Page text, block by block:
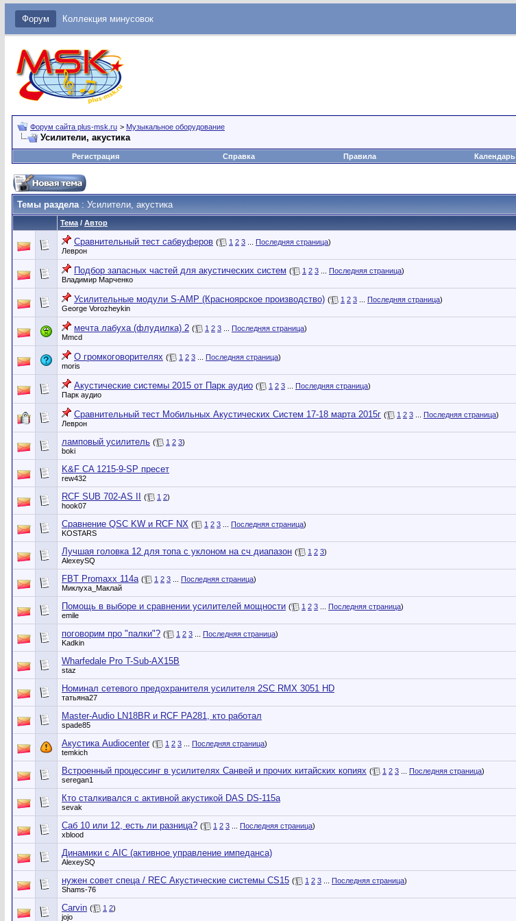
Форум Коллекция минусовок
Форум сайта plus-msk.ru > Музыкальное оборудование
Усилители, акустика
Регистрация
Справка Правила Календарь
Темы раздела: Усилители, акустика
Тема / Автор
Сравнительный тест сабвуферов ( 1 2 3 Последняя страница)
Леврон
Подбор запасных частей для акустических систем ( 1 2 3 Последняя страница)
Владимир Марченко
Усилительные модули S-AMP (Красноярское производство) ( 1 2 3 Последняя страница)
George Vorozheykin
мечта лабуха (флудилка) 2 ( 1 2 3 Последняя страница)
Mmcd
О громкоговорителях ( 1 2 3 Последняя страница)
moris
Акустические системы 2015 от Парк аудио ( 1 2 3 Последняя страница)
Парк аудио
Сравнительный тест Мобильных Акустических Систем 17-18 марта 2015г ( 1 2 3 Последняя страница)
Леврон
ламповый усилитель ( 1 2 3)
boki
K&F CA 1215-9-SP пресет
rew432
RCF SUB 702-AS II ( 1 2)
hook07
Сравнение QSC KW и RCF NX ( 1 2 3 Последняя страница)
KOSTARS
Лучшая головка 12 для топа с уклоном на сч диапазон ( 1 2 3)
AlexeySQ
FBT Promaxx 114a ( 1 2 3 Последняя страница)
Миклуха_Маклай
Помощь в выборе и сравнении усилителей мощности ( 1 2 3 Последняя страница)
emile
поговорим про "палки"? ( 1 2 3 Последняя страница)
Kadkin
Wharfedale Pro T-Sub-AX15B
staz
Номинал сетевого предохранителя усилителя 2SC RMX 3051 HD
татьяна27
Master-Audio LN18BR и RCF PA281, кто работал
spade85
Акустика Audiocenter ( 1 2 3 Последняя страница)
temkich
Встроенный процессинг в усилителях Санвей и прочих китайских копиях ( 1 2 3 Последняя страница)
seregan1
Кто сталкивался с активной акустикой DAS DS-115a
sevak
Саб 10 или 12, есть ли разница? ( 1 2 3 Последняя страница)
xblood
Динамики с AIC (активное управление импеданса)
AlexeySQ
нужен совет спеца / REC Акустические системы CS15 ( 1 2 3 Последняя страница)
Shams-76
Carvin ( 1 2)
jojo